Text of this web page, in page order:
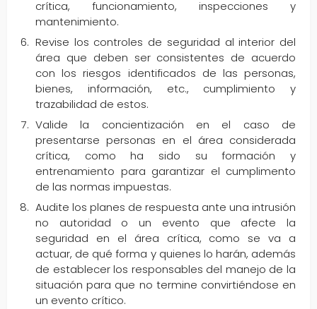
crítica, funcionamiento, inspecciones y
mantenimiento.
Revise los controles de seguridad al interior del
área que deben ser consistentes de acuerdo
con los riesgos identificados de las personas,
bienes, información, etc., cumplimiento y
trazabilidad de estos.
Valide la concientización en el caso de
presentarse personas en el área considerada
crítica, como ha sido su formación y
entrenamiento para garantizar el cumplimento
de las normas impuestas.
Audite los planes de respuesta ante una intrusión
no autoridad o un evento que afecte la
seguridad en el área crítica, como se va a
actuar, de qué forma y quienes lo harán, además
de establecer los responsables del manejo de la
situación para que no termine convirtiéndose en
un evento crítico.